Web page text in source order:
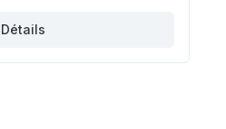
Détails